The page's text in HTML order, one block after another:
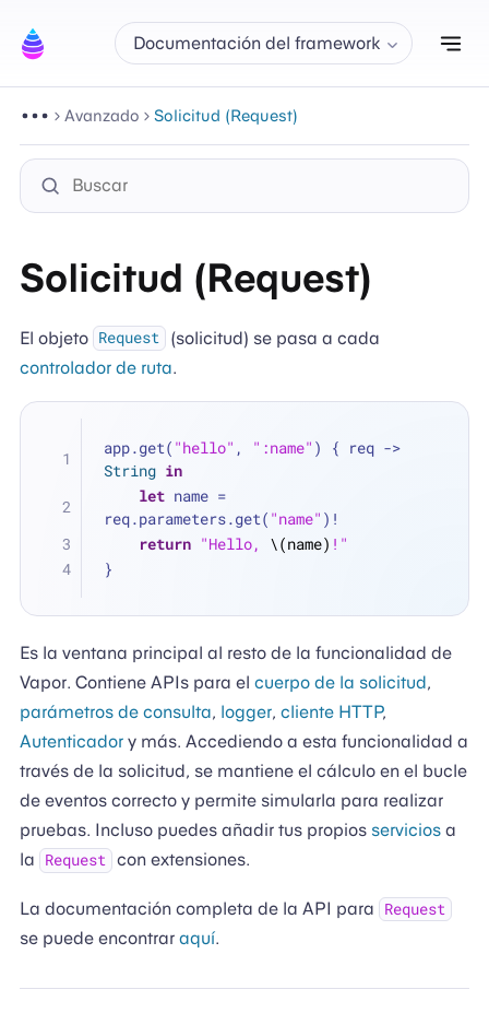
Documentación del framework
Avanzado Solicitud (Request)
Solicitud (Request)
El objeto Request
(solicitud) se pasa a cada
controlador de ruta.
app.get( "hello" , ":name"
String in
let name =
req.parameters.get( "name" ) !
return "Hello, \(name) !"
}
Es la ventana principal al resto de la funcionalidad de
Vapor. Contiene APIs para el cuerpo de la solicitud,
parámetros de consulta, logger, cliente HTTP,
Autenticadory más. Accediendo a esta funcionalidad a
través de la solicitud, se mantiene el cálculo en el bucle
de eventos correcto y permite simularla para realizar
pruebas. Incluso puedes añadir tus propios serviciosa
la
Request con extensiones.
La documentación completa de la API para Request
se puede encontrar aquí.